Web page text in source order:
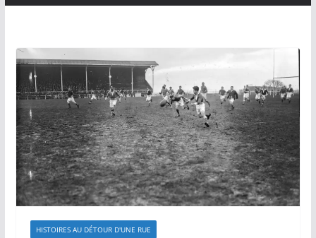
HISTOIRES AU DÉTOUR D'UNE RUE